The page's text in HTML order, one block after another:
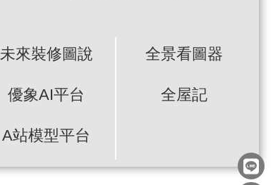
L
i
F
a
E
n
未來裝修圖說
優象AI平台
A站模型平台
全景看圖器
全屋記